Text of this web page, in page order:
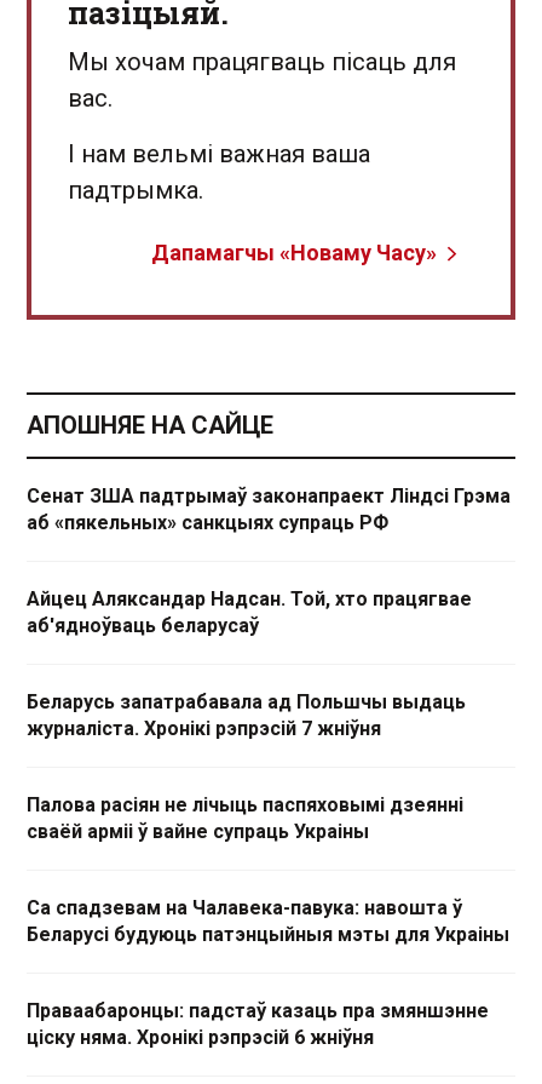
пазіцыяй.
Мы хочам працягваць пісаць для
вас.
І нам вельмі важная ваша
падтрымка.
Дапамагчы «Новаму Часу»
АПОШНЯЕ НА САЙЦЕ
Сенат ЗША падтрымаў законапраект Ліндсі Грэма
аб «пякельных» санкцыях супраць РФ
Айцец Аляксандар Надсан. Той, хто працягвае
аб'ядноўваць беларусаў
Беларусь запатрабавала ад Польшчы выдаць
журналіста. Хронікі рэпрэсій 7 жніўня
Палова расіян не лічыць паспяховымі дзеянні
сваёй арміі ў вайне супраць Украіны
Са спадзевам на Чалавека-павука: навошта ў
Беларусі будуюць патэнцыйныя мэты для Украіны
Праваабаронцы: падстаў казаць пра змяншэнне
ціску няма. Хронікі рэпрэсій 6 жніўня